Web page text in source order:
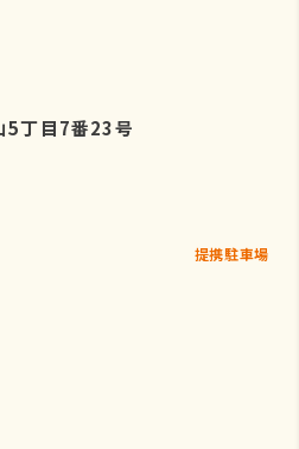
5丁目7番23号
提携駐車場